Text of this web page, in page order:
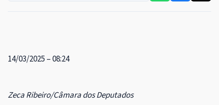
14/03/2025 – 08:24
Zeca Ribeiro/Câmara dos Deputados